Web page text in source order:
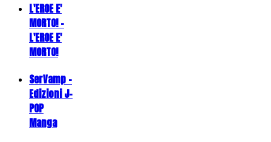
L'EROE E'
MORTO! -
L'EROE E'
MORTO!
SerVamp -
Edizioni J-
POP
Manga